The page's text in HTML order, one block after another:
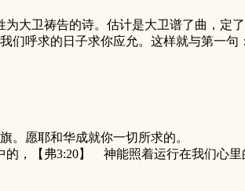
大卫祷告的诗。估计是大卫谱了曲，定
求的日子求你应允。这样就与第一句
愿耶和华成就你一切所求的。
【弗3:20】 神能照着运行在我们心里